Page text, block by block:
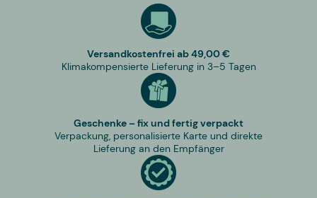
Versandkostenfrei ab 49,00 €
Klimakompensierte Lieferung in 3–5 Tagen
Geschenke – fix und fertig verpackt
Verpackung, personalisierte Karte und direkte
Lieferung an den Empfänger